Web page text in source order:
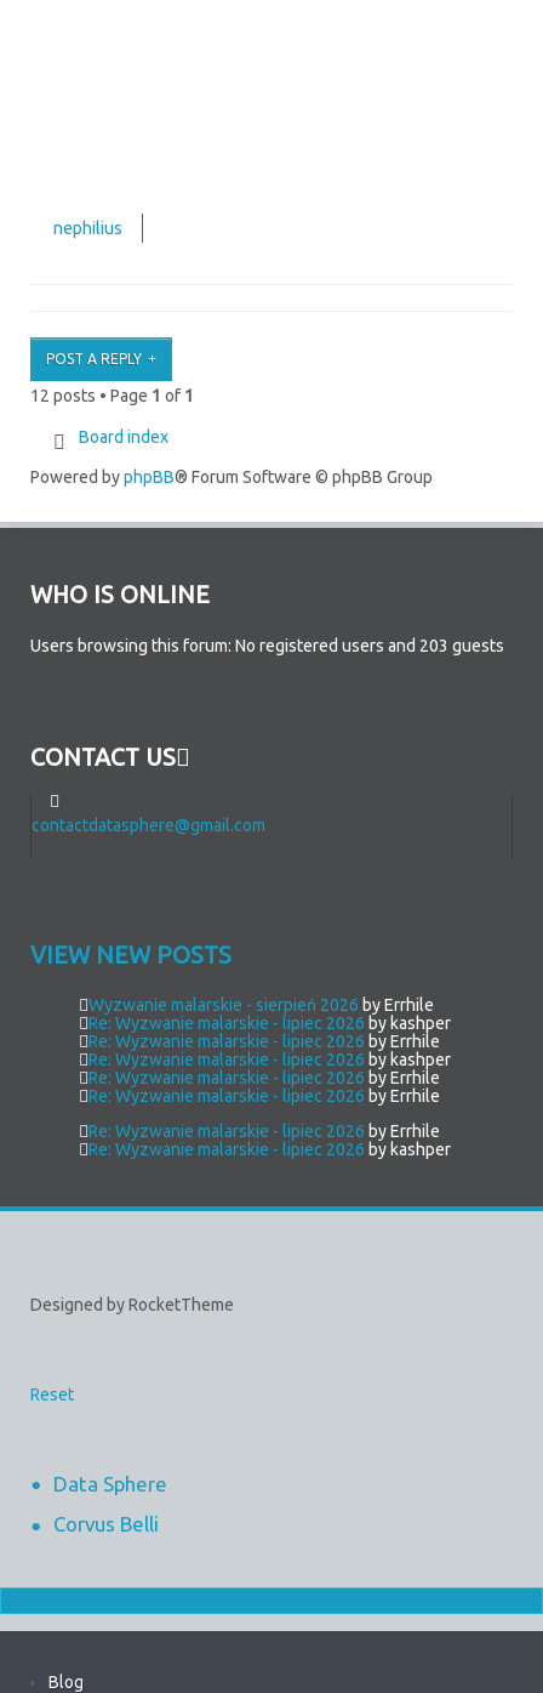
nephilius
POST A REPLY
12 posts • Page 1 of 1
Board index
Powered byphpBB® Forum Software © phpBB Group
WHO IS ONLINE
Users browsing this forum: No registered users and 203 guests
CONTACT US
contactdatasphere@gmail.com
VIEW NEW POSTS
Wyzwanie malarskie - sierpień 2026 by Errhile
Re: Wyzwanie malarskie - lipiec 2026 by kashper
Re: Wyzwanie malarskie - lipiec 2026 by Errhile
Re: Wyzwanie malarskie - lipiec 2026 by kashper
Re: Wyzwanie malarskie - lipiec 2026 by Errhile
Re: Wyzwanie malarskie - lipiec 2026 by Errhile
Re: Wyzwanie malarskie - lipiec 2026 by Errhile
Re: Wyzwanie malarskie - lipiec 2026 by kashper
Designed by RocketTheme
Reset
Data Sphere
Corvus Belli
Blog